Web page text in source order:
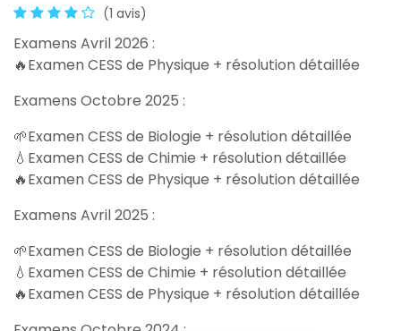
(1 avis)
Examens Avril 2026 :
🔥Examen CESS de Physique + résolution détaillée
Examens Octobre 2025 :
🌱Examen CESS de Biologie + résolution détaillée
💧Examen CESS de Chimie + résolution détaillée
🔥Examen CESS de Physique + résolution détaillée
Examens Avril 2025 :
🌱Examen CESS de Biologie + résolution détaillée
💧Examen CESS de Chimie + résolution détaillée
🔥Examen CESS de Physique + résolution détaillée